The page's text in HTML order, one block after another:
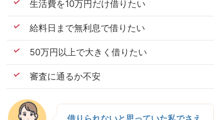
生活費を10万円だけ借りたい
給料日まで無利息で借りたい
50万円以上で大きく借りたい
審査に通るか不安